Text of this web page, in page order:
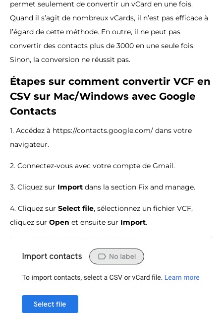
permet seulement de convertir un vCard en une fois.
Quand il s’agit de nombreux vCards, il n’est pas efficace à
l’égard de cette méthode. En outre, il ne peut pas
convertir des contacts plus de 3000 en une seule fois.
Sinon, la conversion ne réussit pas.
Étapes sur comment convertir VCF en
CSV sur Mac/Windows avec Google
Contacts
1. Accédez à https://contacts.google.com/ dans votre
navigateur.
2. Connectez-vous avec votre compte de Gmail.
3. Cliquez sur Import dans la section Fix and manage.
4. Cliquez sur Select file, sélectionnez un fichier VCF,
cliquez sur Open et ensuite sur Import.